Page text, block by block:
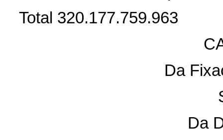
Total 320.177.759.963
Da
Da